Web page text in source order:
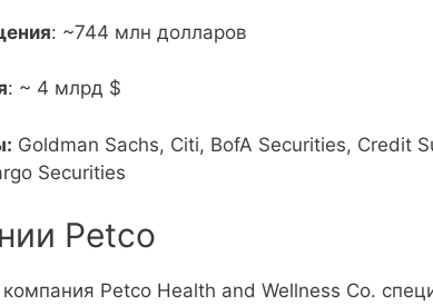
: ~744 млн долларов
: ~ 4 млрд $
Goldman Sachs, Citi, BofA Securities, Credit
Securities
Petco
Petco Health and Wellness Co.